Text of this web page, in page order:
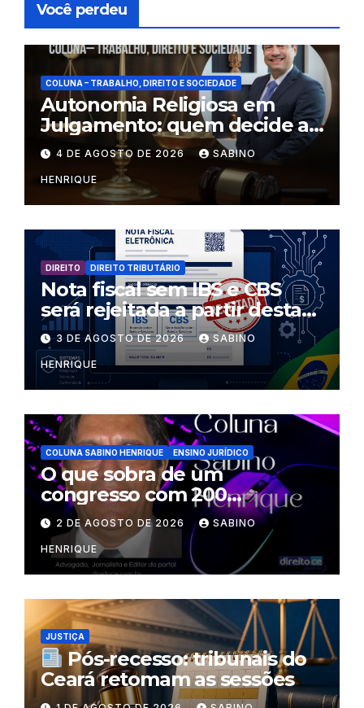
Você perdeu
COLUNA – TRABALHO, DIREITO E SOCIEDADE
Autonomia Religiosa em
Julgamento: quem decide as
regras dentro dos templos?
4 DE AGOSTO DE 2026 SABINO
HENRIQUE
DIREITO DIREITO TRIBUTÁRIO
Nota fiscal sem IBS e CBS
será rejeitada a partir desta
segunda-feira
3 DE AGOSTO DE 2026 SABINO
HENRIQUE
COLUNA SABINO HENRIQUE ENSINO JURÍDICO
O que sobra de um
congresso com 200
palestrantes?
2 DE AGOSTO DE 2026 SABINO
HENRIQUE
JUSTIÇA
Pós-recesso: tribunais do
Ceará retomam as sessões